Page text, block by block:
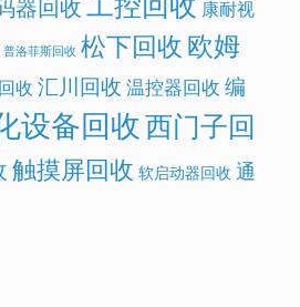
康耐视
普洛菲斯回收 松下回收欧姆
收 汇川回收 温控器回收 编
设备回收西门子回
触摸屏回收 软启动器回收 通